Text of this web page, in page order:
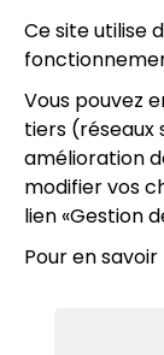
Ce site utilise
Vous pouvez
tiers (réseaux
amélioration
modifier vos
lien «Gestion
Pour en savoir
8,
Horaires
Lundi,
13h30-17h
Samedi